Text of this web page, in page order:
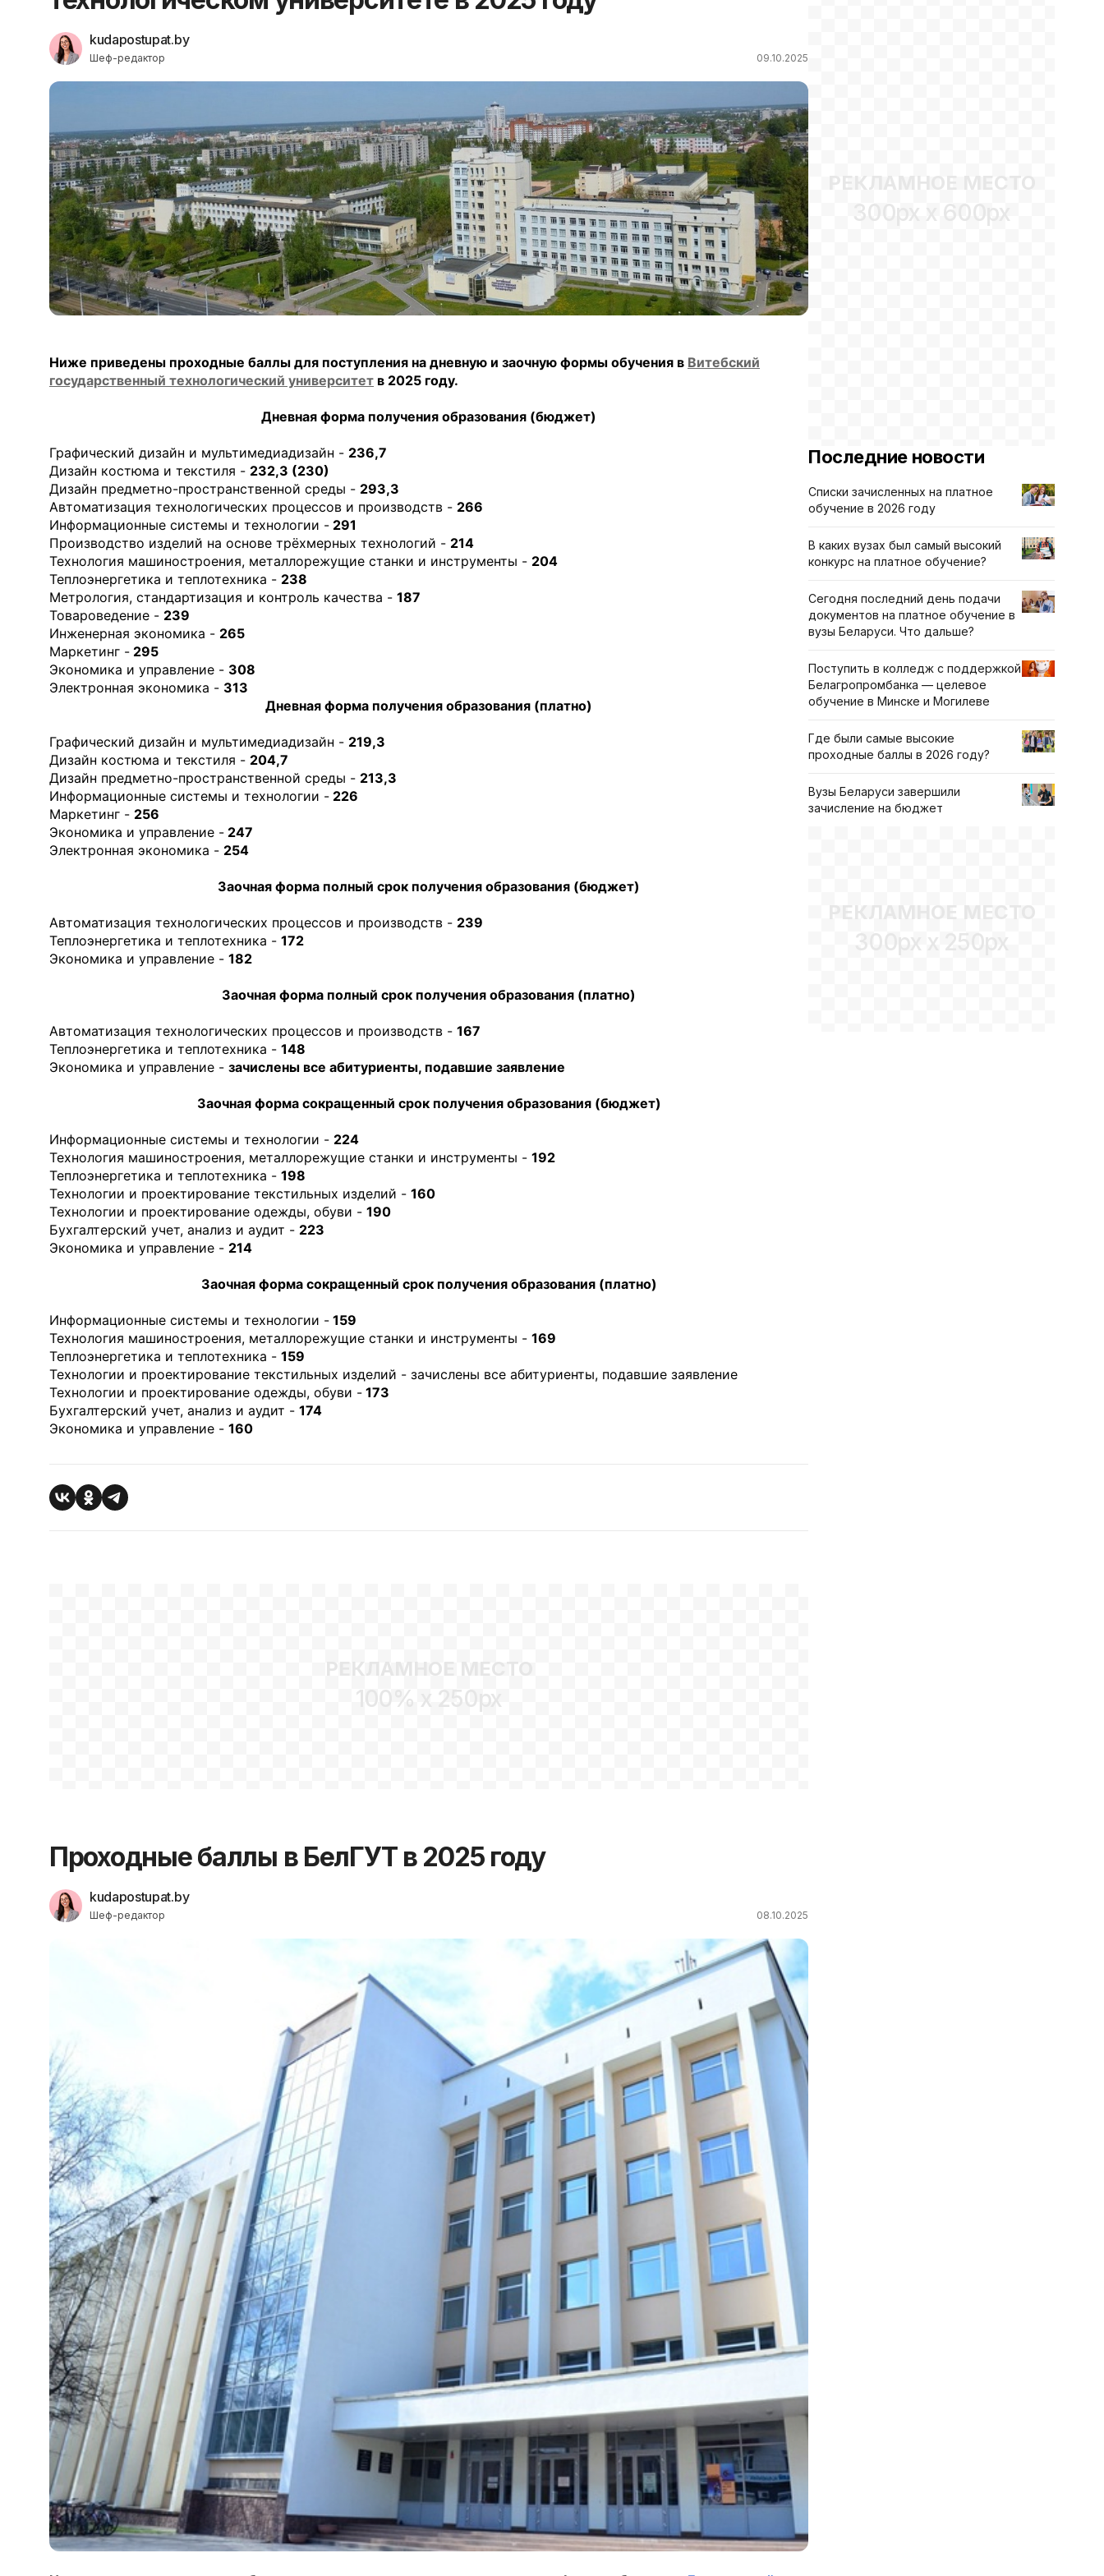
kudapostupat.by
Шеф-редактор 09.10.2025
Ниже приведены проходные баллы для поступления на дневную и заочную формы обучения в Витебский
государственный технологический университет в 2025 году.
Дневная форма получения образования (бюджет)
Графический дизайн и мультимедиадизайн - 236,7
Дизайн костюма и текстиля - 232,3 (230)
Дизайн предметно-пространственной среды - 293,3
Автоматизация технологических процессов и производств - 266
Информационные системы и технологии - 291
Производство изделий на основе трёхмерных технологий - 214
Технология машиностроения, металлорежущие станки и инструменты - 204
Теплоэнергетика и теплотехника - 238
Метрология, стандартизация и контроль качества - 187
Товароведение - 239
Инженерная экономика - 265
Маркетинг - 295
Экономика и управление - 308
Электронная экономика - 313
Дневная форма получения образования (платно)
Графический дизайн и мультимедиадизайн - 219,3
Дизайн костюма и текстиля - 204,7
Дизайн предметно-пространственной среды - 213,3
Информационные системы и технологии - 226
Маркетинг - 256
Экономика и управление - 247
Электронная экономика - 254
Заочная форма полный срок получения образования (бюджет)
Автоматизация технологических процессов и производств - 239
Теплоэнергетика и теплотехника - 172
Экономика и управление - 182
Заочная форма полный срок получения образования (платно)
Автоматизация технологических процессов и производств - 167
Теплоэнергетика и теплотехника - 148
Экономика и управление - зачислены все абитуриенты, подавшие заявление
Заочная форма сокращенный срок получения образования (бюджет)
Информационные системы и технологии - 224
Технология машиностроения, металлорежущие станки и инструменты - 192
Теплоэнергетика и теплотехника - 198
Технологии и проектирование текстильных изделий - 160
Технологии и проектирование одежды, обуви - 190
Бухгалтерский учет, анализ и аудит - 223
Экономика и управление - 214
Заочная форма сокращенный срок получения образования (платно)
Информационные системы и технологии - 159
Технология машиностроения, металлорежущие станки и инструменты - 169
Теплоэнергетика и теплотехника - 159
Технологии и проектирование текстильных изделий - зачислены все абитуриенты, подавшие заявление
Технологии и проектирование одежды, обуви - 173
Бухгалтерский учет, анализ и аудит - 174
Экономика и управление - 160
РЕКЛАМНОЕ МЕСТО
100% x 250px
Проходные баллы в БелГУТ в 2025 году
kudapostupat.by
Шеф-редактор 08.10.2025
РЕКЛАМНОЕ МЕСТО
300px x 600px
Последние новости
Списки зачисленных на платное
обучение в 2026 году
В каких вузах был самый высокий
конкурс на платное обучение?
Сегодня последний день подачи
документов на платное обучение в
вузы Беларуси. Что дальше?
Поступить в колледж с поддержкой
Белагропромбанка — целевое
обучение в Минске и Могилеве
Где были самые высокие
проходные баллы в 2026 году?
Вузы Беларуси завершили
зачисление на бюджет
РЕКЛАМНОЕ МЕСТО
300px x 250px